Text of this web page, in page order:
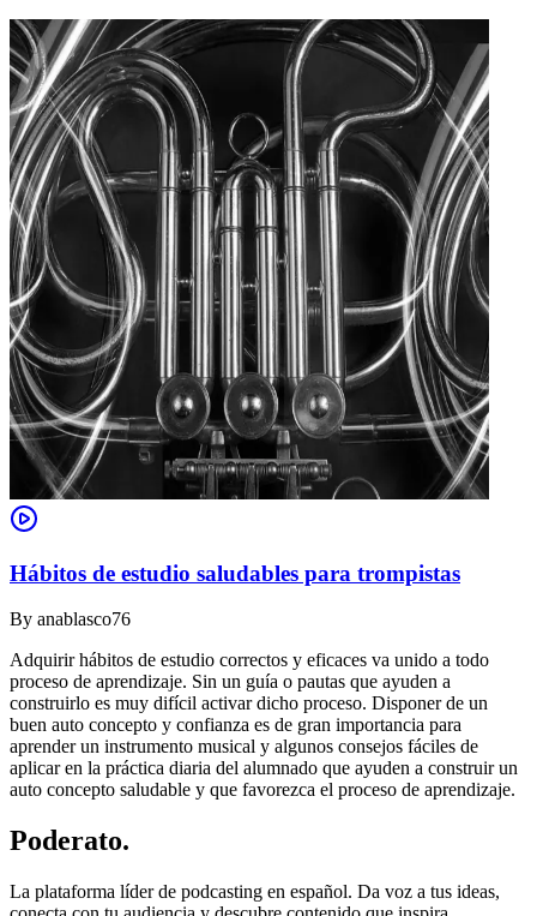
Hábitos de estudio saludables para trompistas
By anablasco76
Adquirir hábitos de estudio correctos y eficaces va unido a todo
proceso de aprendizaje. Sin un guía o pautas que ayuden a
construirlo es muy difícil activar dicho proceso. Disponer de un
buen auto concepto y confianza es de gran importancia para
aprender un instrumento musical y algunos consejos fáciles de
aplicar en la práctica diaria del alumnado que ayuden a construir un
auto concepto saludable y que favorezca el proceso de aprendizaje.
Poderato.
La plataforma líder de podcasting en español. Da voz a tus ideas,